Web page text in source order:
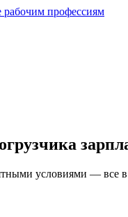
рабочим профессиям
условиями — все